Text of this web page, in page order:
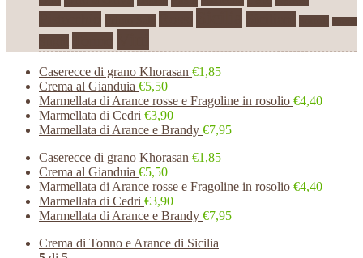
Caserecce di grano Khorasan €1,85
Crema al Gianduia €5,50
Marmellata di Arance rosse e Fragoline in rosolio €4,40
Marmellata di Cedri €3,90
Marmellata di Arance e Brandy €7,95
Caserecce di grano Khorasan €1,85
Crema al Gianduia €5,50
Marmellata di Arance rosse e Fragoline in rosolio €4,40
Marmellata di Cedri €3,90
Marmellata di Arance e Brandy €7,95
Crema di Tonno e Arance di Sicilia